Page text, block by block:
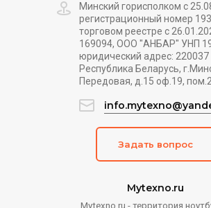
Mytexno.ru
Mytexno.ru - территория
Минский горисполком с
регистрационный номер
торговом реестре с
169094, ООО "АНБАР" УНП
юридический адрес: 220037
Республика Беларусь,
Передовая, д.15 оф.19, пом.2
Задать вопрос